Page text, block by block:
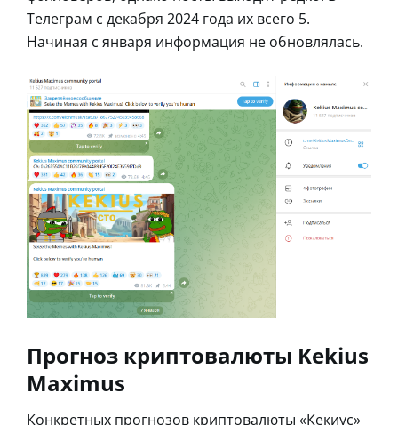
Телеграм с декабря 2024 года их всего 5.
Начиная с января информация не обновлялась.
Прогноз криптовалюты Kekius
Maximus
Конкретных прогнозов криптовалюты «Кекиус»